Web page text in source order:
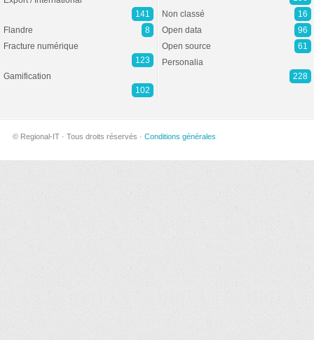
141
Flandre
8
Fracture numérique
123
Gamification
102
Non classé
16
Open data
96
Open source
61
Personalia
228
© Regional-IT · Tous droits réservés · Conditions générales